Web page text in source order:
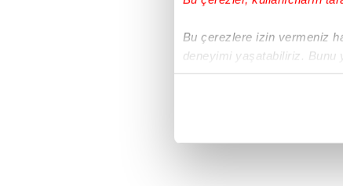
Bu çerezlere izin vermeniz
deneyimi yaşatabiliriz. Bunu
içerikleri sunabilmek adına
Sizlere daha iyi bir hizmet